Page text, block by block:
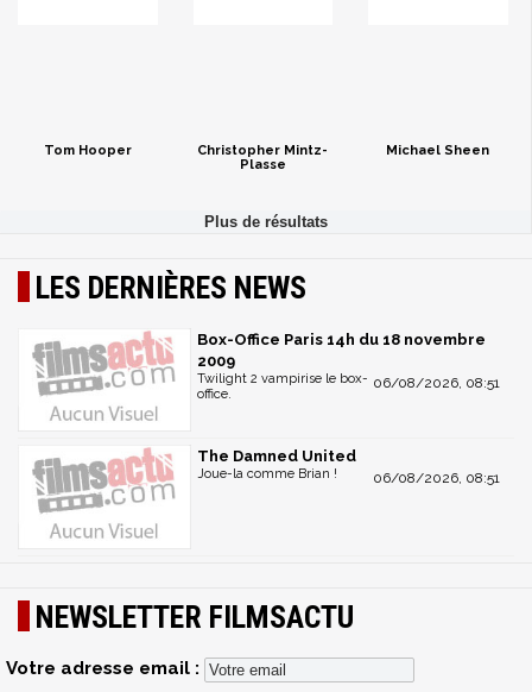
Tom Hooper
Christopher Mintz-
Plasse
Michael Sheen
LES DERNIÈRES NEWS
Box-Office Paris 14h du 18 novembre
2009
06/08/2026, 08:51
Twilight 2 vampirise le box-
office.
The Damned United
06/08/2026, 08:51
Joue-la comme Brian !
NEWSLETTER FILMSACTU
Votre adresse email :